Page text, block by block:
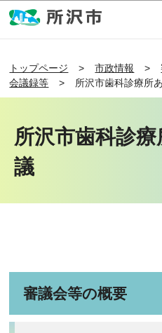
トップページ 市政情報
会議録等
所沢市歯科診療所
所沢市歯科診
議
審議会等の概要